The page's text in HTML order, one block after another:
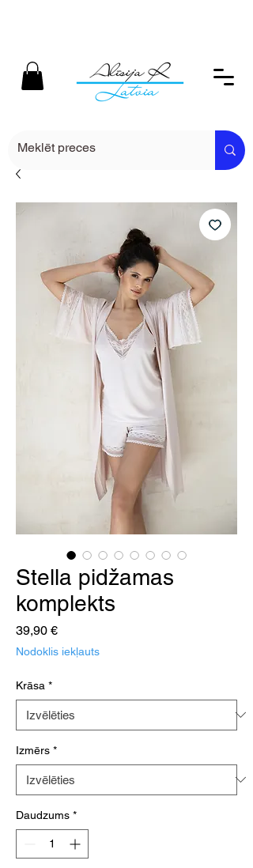
Stella pidžamas
komplekts
39,90 €Cena
Nodoklis iekļauts
Krāsa *
Izmērs *
Daudzums *